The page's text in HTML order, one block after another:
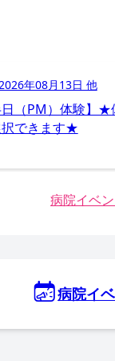
年08月13日 他
（PM）体験】★
できます★
病院イベ
病院イ